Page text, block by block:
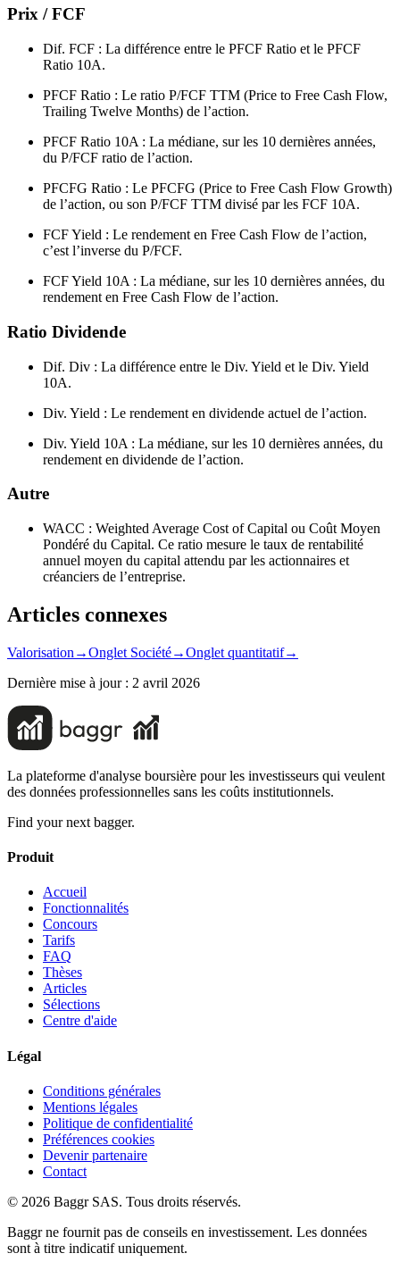
Prix / FCF
Dif. FCF : La différence entre le PFCF Ratio et le PFCF
Ratio 10A.
PFCF Ratio : Le ratio P/FCF TTM (Price to Free Cash Flow,
Trailing Twelve Months) de l’action.
PFCF Ratio 10A : La médiane, sur les 10 dernières années,
du P/FCF ratio de l’action.
PFCFG Ratio : Le PFCFG (Price to Free Cash Flow Growth)
de l’action, ou son P/FCF TTM divisé par les FCF 10A.
FCF Yield : Le rendement en Free Cash Flow de l’action,
c’est l’inverse du P/FCF.
FCF Yield 10A : La médiane, sur les 10 dernières années, du
rendement en Free Cash Flow de l’action.
Ratio Dividende
Dif. Div : La différence entre le Div. Yield et le Div. Yield
10A.
Div. Yield : Le rendement en dividende actuel de l’action.
Div. Yield 10A : La médiane, sur les 10 dernières années, du
rendement en dividende de l’action.
Autre
WACC : Weighted Average Cost of Capital ou Coût Moyen
Pondéré du Capital. Ce ratio mesure le taux de rentabilité
annuel moyen du capital attendu par les actionnaires et
créanciers de l’entreprise.
Articles connexes
Valorisation →Onglet Société→Onglet quantitatif→
Dernière mise à jour : 2 avril 2026
La plateforme d'analyse boursière pour les investisseurs qui veulent
des données professionnelles sans les coûts institutionnels.
Find your next bagger.
Produit
Accueil
Fonctionnalités
Concours
Tarifs
FAQ
Thèses
Articles
Sélections
Centre d'aide
Légal
Conditions générales
Mentions légales
Politique de confidentialité
Préférences cookies
Devenir partenaire
Contact
© 2026 Baggr SAS. Tous droits réservés.
Baggr ne fournit pas de conseils en investissement. Les données
sont à titre indicatif uniquement.